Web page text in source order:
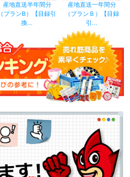
産地直送半年間分
（プランB）【目録引
換...
産地直送一年間分
（プランＢ）【目録
引...